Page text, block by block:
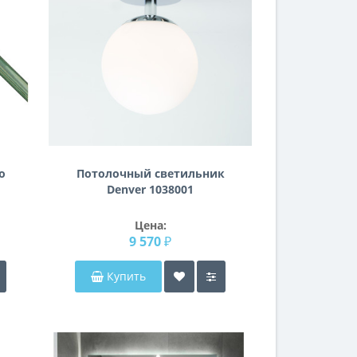
Потолочный светильник
Denver 1038001
Цена:
9 570 ₽
Купить